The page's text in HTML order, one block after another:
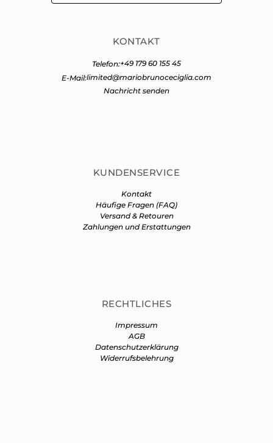
KONTAKT
Telefon:+49 179 60 155 45
E-Mail:limited@mariobrunoceciglia.com
Nachricht senden
KUNDENSERVICE
Kontakt
Häufige Fragen (FAQ)
Versand & Retouren
Zahlungen und Erstattungen
RECHTLICHES
Impressum
AGB
Datenschutzerklärung
Widerrufsbelehrung